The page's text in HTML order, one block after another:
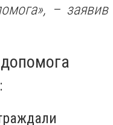
– заявив